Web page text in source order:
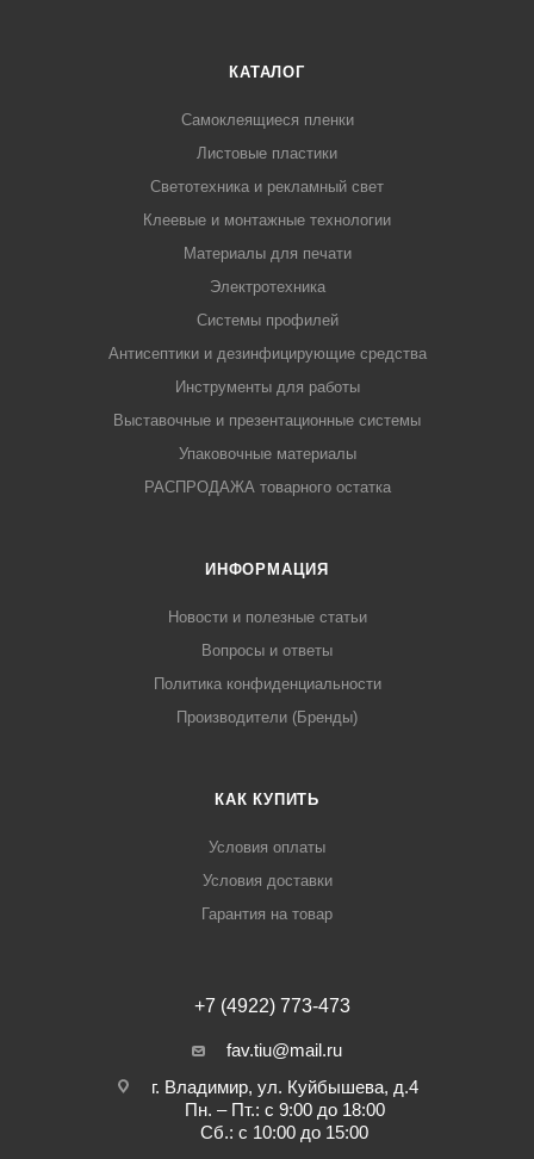
КАТАЛОГ
Самоклеящиеся пленки
Листовые пластики
Светотехника и рекламный свет
Клеевые и монтажные технологии
Материалы для печати
Электротехника
Системы профилей
Антисептики и дезинфицирующие средства
Инструменты для работы
Выставочные и презентационные системы
Упаковочные материалы
РАСПРОДАЖА товарного остатка
ИНФОРМАЦИЯ
Новости и полезные статьи
Вопросы и ответы
Политика конфиденциальности
Производители (Бренды)
КАК КУПИТЬ
Условия оплаты
Условия доставки
Гарантия на товар
+7 (4922) 773-473
fav.tiu@mail.ru
г. Владимир, ул. Куйбышева, д.4
Пн. – Пт.: с 9:00 до 18:00
Сб.: с 10:00 до 15:00